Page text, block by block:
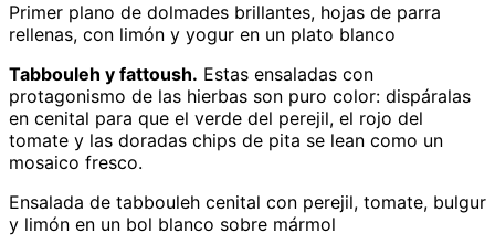
Primer plano de dolmades brillantes, hojas de parra
rellenas, con limón y yogur en un plato blanco
Tabbouleh y fattoush. Estas ensaladas con
protagonismo de las hierbas son puro color: dispáralas
en cenital para que el verde del perejil, el rojo del
tomate y las doradas chips de pita se lean como un
mosaico fresco.
Ensalada de tabbouleh cenital con perejil, tomate, bulgur
y limón en un bol blanco sobre mármol